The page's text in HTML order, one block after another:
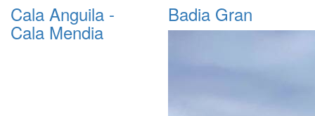
Cala Anguila -
Cala Mendia
Badia Gran